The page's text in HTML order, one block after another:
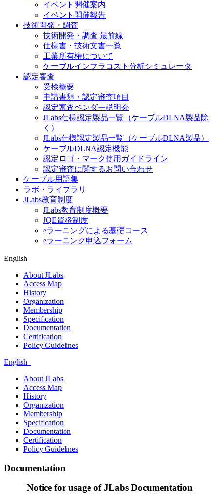
イベント開催案内
イベント開催報告
技術開発・調査
技術開発・調査 最前線
仕様書・技術文書一覧
工業所有権について
ケーブルインフラコスト分析シミュレータ
認定審査
受検概要
申請書類・認定審査項目
認定審査ベンダー説明会
JLabs仕様認定製品一覧（ケーブルDLNA製品除
く）
JLabs仕様認定製品一覧（ケーブルDLNA製品）
ケーブルDLNA認定機能
認定ロゴ・マーク使用ガイドライン
認定審査に関するお問い合わせ
ケーブル用語集
ラボ・ライブラリ
JLabs教育制度
JLabs教育制度概要
JQE資格制度
eラーニングによる基礎コース
eラーニング申込フォーム
English
About JLabs
Access Map
History
Organization
Membership
Specification
Documentation
Certification
Policy Guidelines
English
About JLabs
Access Map
History
Organization
Membership
Specification
Documentation
Certification
Policy Guidelines
Documentation
Notice for usage of JLabs Documentation